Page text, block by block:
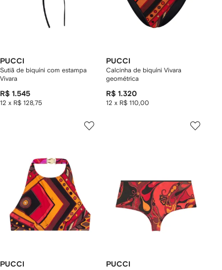
PUCCI
Sutiã de biquíni com estampa
Vivara
R$ 1.545
12 x R$ 128,75
PUCCI
Calcinha de biquíni Vivara
geométrica
R$ 1.320
12 x R$ 110,00
PUCCI PUCCI